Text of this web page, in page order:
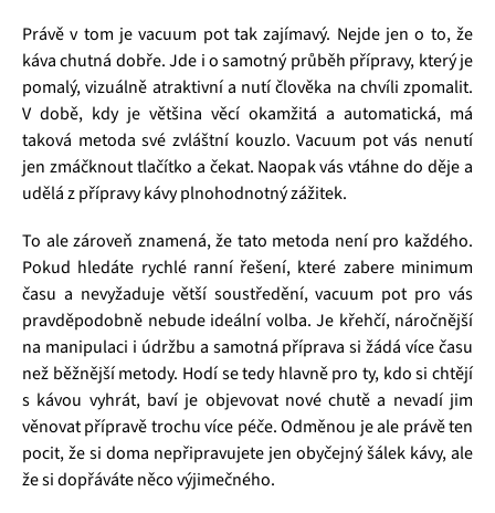
Právě v tom je vacuum pot tak zajímavý. Nejde jen o to, že
káva chutná dobře. Jde i o samotný průběh přípravy, který je
pomalý, vizuálně atraktivní a nutí člověka na chvíli zpomalit.
V době, kdy je většina věcí okamžitá a automatická, má
taková metoda své zvláštní kouzlo. Vacuum pot vás nenutí
jen zmáčknout tlačítko a čekat. Naopak vás vtáhne do děje a
udělá z přípravy kávy plnohodnotný zážitek.
To ale zároveň znamená, že tato metoda není pro každého.
Pokud hledáte rychlé ranní řešení, které zabere minimum
času a nevyžaduje větší soustředění, vacuum pot pro vás
pravděpodobně nebude ideální volba. Je křehčí, náročnější
na manipulaci i údržbu a samotná příprava si žádá více času
než běžnější metody. Hodí se tedy hlavně pro ty, kdo si chtějí
s kávou vyhrát, baví je objevovat nové chutě a nevadí jim
věnovat přípravě trochu více péče. Odměnou je ale právě ten
pocit, že si doma nepřipravujete jen obyčejný šálek kávy, ale
že si dopřáváte něco výjimečného.